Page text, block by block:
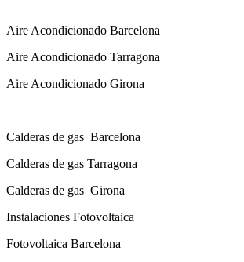
Aire Acondicionado Barcelona
Aire Acondicionado Tarragona
Aire Acondicionado Girona
Calderas de gas Barcelona
Calderas de gas Tarragona
Calderas de gas Girona
Instalaciones Fotovoltaica
Fotovoltaica Barcelona